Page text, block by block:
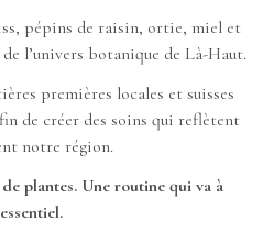
pépins de raisin, ortie, miel et
l’univers botanique de Là-Haut.
premières locales et suisses
de créer des soins qui reflètent
notre région.
plantes. Une routine qui va à